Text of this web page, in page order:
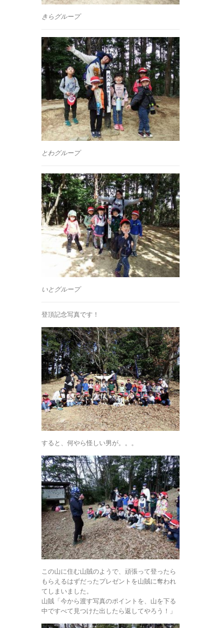
きらグループ
とわグループ
いとグループ
登頂記念写真です！
すると、何やら怪しい男が。。。
この山に住む山賊のようで、頑張って登ったら
もらえるはずだったプレゼントを山賊に奪われ
てしまいました。
山賊「今から渡す写真のポイントを、山を下る
中ですべて見つけた出したら返してやろう！」